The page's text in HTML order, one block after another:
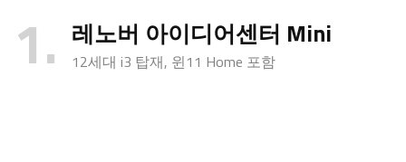
1 레노버 아이디어센터 Mini
12세대 i3 탑재, 윈11 Home 포함